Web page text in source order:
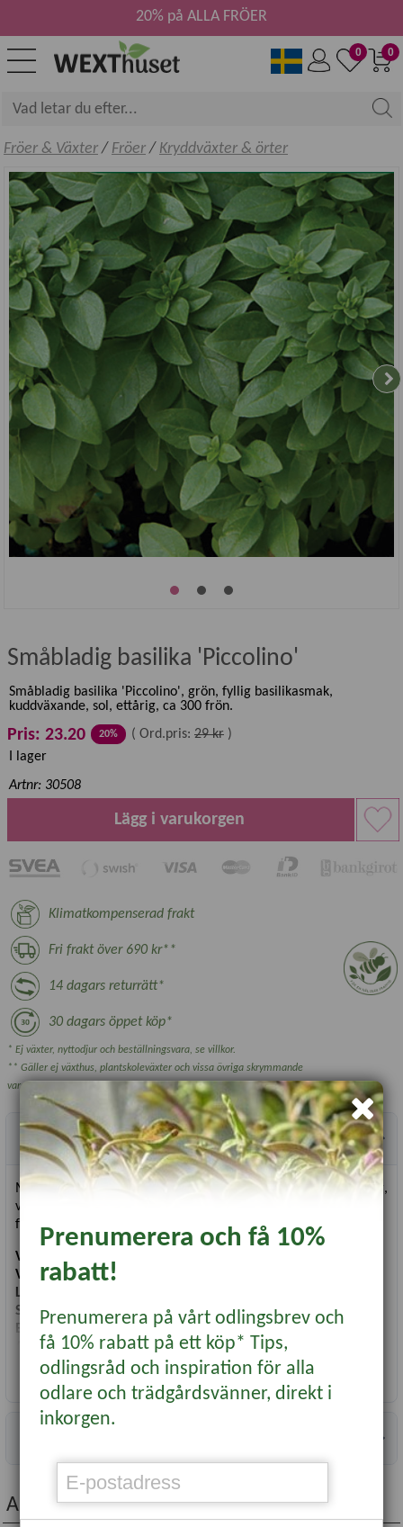
0
0
20% på ALLA FRÖER
Fröer & Växter/ Fröer/ Kryddväxter & örter
Småbladig basilika 'Piccolino'
Småbladig basilika 'Piccolino', grön, fyllig basilikasmak,
kuddväxande, sol, ettårig, ca 300 frön.
Pris: 23.20 20% ( Ord.pris: 29 kr )
I lager
Artnr: 30508
Lägg i varukorgen
Klimatkompenserad frakt
Fri frakt över 690 kr**
14 dagars returrätt*
30 dagars öppet köp*
* Ej växter, nyttodjur och beställningsvara, se villkor.
** Gäller ej växthus, plantskoleväxter och vissa övriga skrymmande
varor.
Produktbeskrivning
Mycket dekorativ kuddväxande sort. Små blad som har en fyllig,
välutvecklad basilikasmak. Perfekt sort att odla i kruka i
fönsterkarmen.
Vetenskapligt namn
Växttyp : Ettårig
Läge
Såtid: Året runt inomhus, maj-juni utomhus
Blomning/skörd
: Året runt
Antal frön: ca 300 st
Läs mer...
Andra köpte även...
Prenumerera och få 10%
rabatt!
Prenumerera på vårt odlingsbrev och
få 10% rabatt på ett köp* Tips,
odlingsråd och inspiration för alla
odlare och trädgårdsvänner, direkt i
inkorgen.